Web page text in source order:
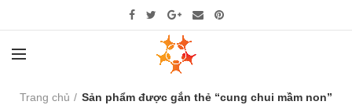
Trang chủ Sản phẩm được gắn thẻ “cung chui mầm non”